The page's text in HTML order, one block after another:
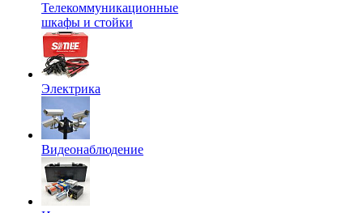
Телекоммуникационные
шкафы и стойки
Электрика
Видеонаблюдение